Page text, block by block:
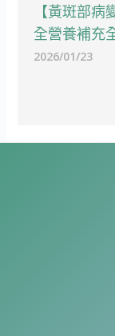
【黃斑部
全營養補充
2026/01/23